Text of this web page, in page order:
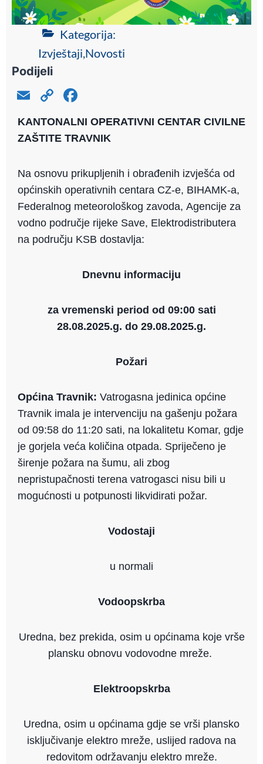
Kategorija:
Izvještaji,Novosti
Podijeli
E
m
ai
C
o
p
Li
n
k
a
c
b
o
o
k
KANTONALNI OPERATIVNI CENTAR CIVILNE
ZAŠTITE TRAVNIK
Na osnovu prikupljenih i obrađenih izvješća od
općinskih operativnih centara CZ-e, BIHAMK-a,
Federalnog meteorološkog zavoda, Agencije za
vodno područje rijeke Save, Elektrodistributera
na području KSB dostavlja:
Dnevnu informaciju
za vremenski period od 09:00 sati
28.08.2025.g. do 29.08.2025.g.
Požari
Općina Travnik: Vatrogasna jedinica općine
Travnik imala je intervenciju na gašenju požara
od 09:58 do 11:20 sati, na lokalitetu Komar, gdje
je gorjela veća količina otpada. Spriječeno je
širenje požara na šumu, ali zbog
nepristupačnosti terena vatrogasci nisu bili u
mogućnosti u potpunosti likvidirati požar.
Vodostaji
u normali
Vodoopskrba
Uredna, bez prekida, osim u općinama koje vrše
plansku obnovu vodovodne mreže.
Elektroopskrba
Uredna, osim u općinama gdje se vrši plansko
isključivanje elektro mreže, uslijed radova na
redovitom održavanju elektro mreže.